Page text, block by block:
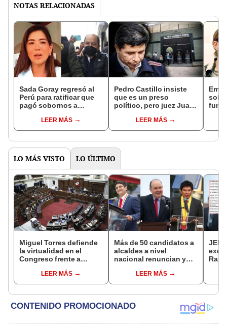
NOTAS RELACIONADAS
Sada Goray regresó al
Perú para ratificar que
pagó sobornos a
LEER MÁS
Pedro Castillo insiste
que es un preso
político, pero juez Juan
desmienteLEER MÁS
LO MÁS VISTO LO ÚLTIMO
Miguel Torres defiende
la virtualidad en el
Congreso frente a
plantea la
presencialidad
LEER MÁS
Más de 50 candidatos a
alcaldes a nivel
nacional renuncian y
encubiertaLEER MÁS
JEE